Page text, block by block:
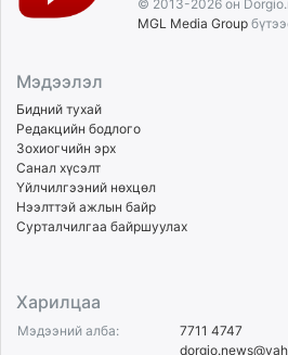
© 2013-2026 он
MGL Media Group
Мэдээлэл
Бидний тухай
Редакцийн бодлого
Зохиогчийн эрх
Санал хүсэлт
Үйлчилгээний нөхцөл
Нээлттэй ажлын байр
Сурталчилгаа байршуулах
Харилцаа
Мэдээний алба:
7711 4747